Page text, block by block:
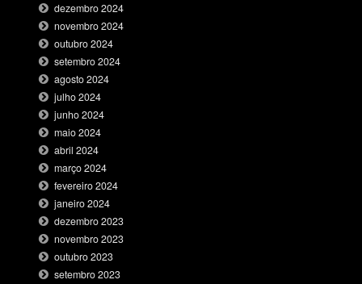
dezembro 2024
novembro 2024
outubro 2024
setembro 2024
agosto 2024
julho 2024
junho 2024
maio 2024
abril 2024
março 2024
fevereiro 2024
janeiro 2024
dezembro 2023
novembro 2023
outubro 2023
setembro 2023